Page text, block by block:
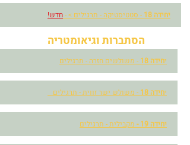
יחידה 18 - סטטיסטיקה - תרגילים > -חדש!
הסתברות וגיאומטריה
יחידה 18 - משולשים חזרה - תרגילים
יחידה 18 - משולש ישר זווית - תרגילים
יחידה 19 - מקבילית - תרגילים